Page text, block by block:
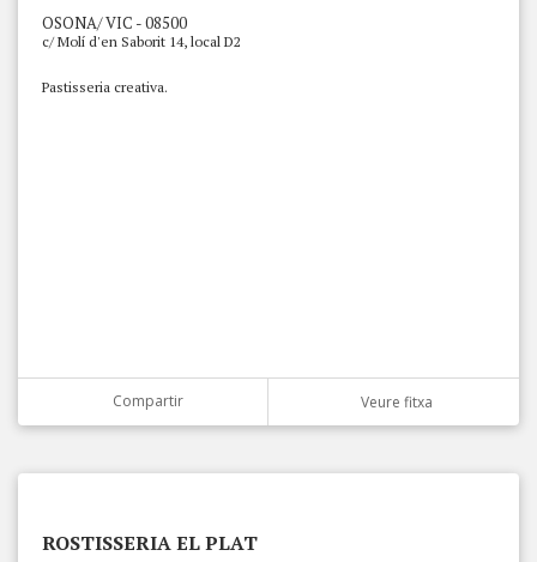
OSONA/ VIC - 08500
c/ Molí d'en Saborit 14, local D2
Pastisseria creativa.
Compartir Veure fitxa
ROSTISSERIA EL PLAT